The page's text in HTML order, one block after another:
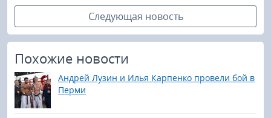
Следующая новость
Похожие новости
Андрей Лузин и Илья Карпенко провели бой в
Перми